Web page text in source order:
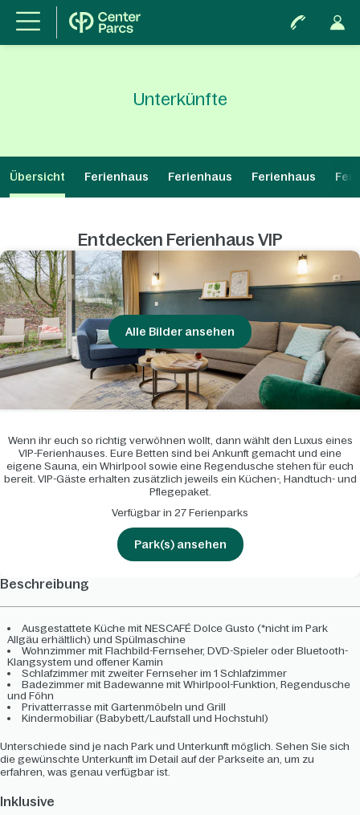
Unterkünfte
Übersicht Ferienhaus Ferienhaus Ferienhaus
Entdecken Ferienhaus VIP
Wenn ihr euch so richtig verwöhnen wollt, dann wählt den Luxus eines
VIP-Ferienhauses. Eure Betten sind bei Ankunft gemacht und eine
eigene Sauna, ein Whirlpool sowie eine Regendusche stehen für euch
bereit. VIP-Gäste erhalten zusätzlich jeweils ein Küchen-, Handtuch- und
Pflegepaket.
Verfügbar in 27 Ferienparks
Park(s) ansehen
Alle Bilder ansehen
Beschreibung
Ausgestattete Küche mit NESCAFÉ Dolce Gusto (*nicht im Park
Allgäu erhältlich) und Spülmaschine
Wohnzimmer mit Flachbild-Fernseher, DVD-Spieler oder Bluetooth-
Klangsystem und offener Kamin
Schlafzimmer mit zweiter Fernseher im 1 Schlafzimmer
Badezimmer mit Badewanne mit Whirlpool-Funktion, Regendusche
und Föhn
Privatterrasse mit Gartenmöbeln und Grill
Kindermobiliar (Babybett/Laufstall und Hochstuhl)
Unterschiede sind je nach Park und Unterkunft möglich. Sehen Sie sich
die gewünschte Unterkunft im Detail auf der Parkseite an, um zu
erfahren, was genau verfügbar ist.
Inklusive